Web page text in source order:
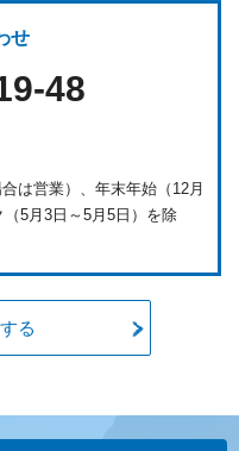
せ
48
は営業）、年末年始（12月
5月3日～5月5日）を除
る